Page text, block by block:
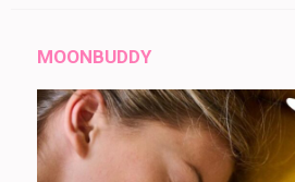
MOONBUDDY